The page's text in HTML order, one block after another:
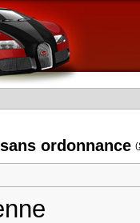
ordonnance (